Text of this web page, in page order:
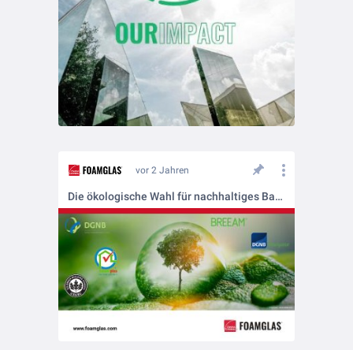
vor 2 Jahren
Die ökologische Wahl für nachhaltiges Bauen!